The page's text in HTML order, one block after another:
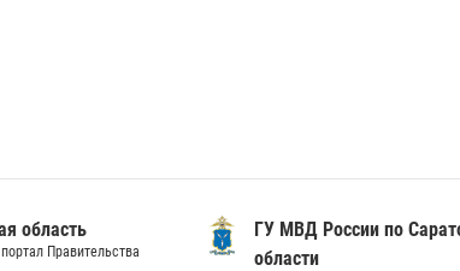
область
Правительства
ГУ МВД России по
области